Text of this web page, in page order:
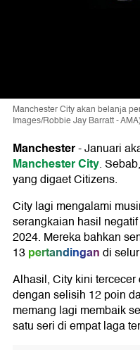
Manchester City akan belanja
Images/Robbie Jay Barratt - AMA)
Manchester-Januari
Manchester City.
yang digaet Citizens.
City lagi mengalami
serangkaian hasil
2024. Mereka bahkan
13pertandingandi
Alhasil, City kini
dengan selisih 12 poin
memang lagi membaik
satu seri di empat laga